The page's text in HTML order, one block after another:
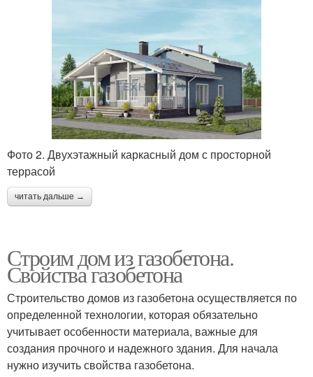
Фото 2. Двухэтажный каркасный дом с просторной
террасой
читать дальше →
Строим дом из газобетона.
Свойства газобетона
Строительство домов из газобетона осуществляется по
определенной технологии, которая обязательно
учитывает особенности материала, важные для
создания прочного и надежного здания. Для начала
нужно изучить свойства газобетона.